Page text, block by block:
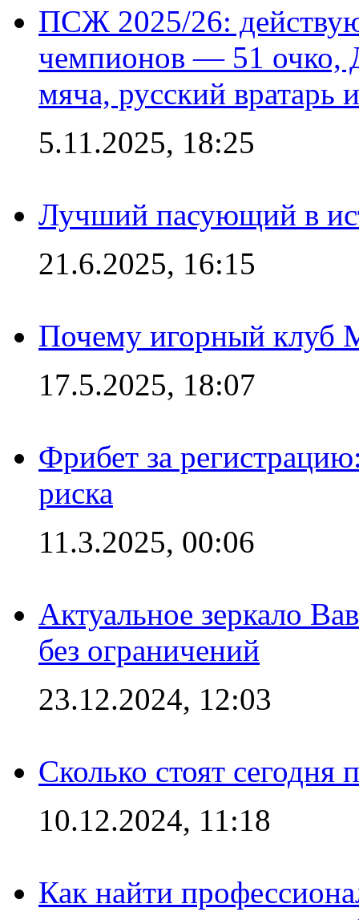
ПСЖ 2025/26:
чемпионов — 51 очко,
мяча, русский вратарь
5.11.2025, 18:25
Лучший пасующий в
21.6.2025, 16:15
Почему игорный клуб
17.5.2025, 18:07
Фрибет за
риска
11.3.2025, 00:06
Актуальное зеркало
без ограничений
23.12.2024, 12:03
Сколько стоят сегодня
10.12.2024, 11:18
Как найти